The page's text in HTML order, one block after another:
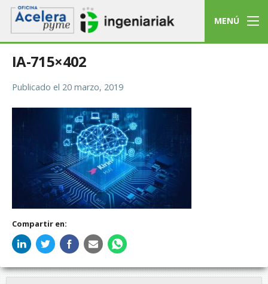
MENÚ
IA-715×402
Publicado el 20 marzo, 2019
Compartir en: